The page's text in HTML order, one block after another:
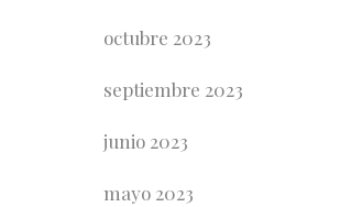
octubre 2023
septiembre 2023
junio 2023
mayo 2023